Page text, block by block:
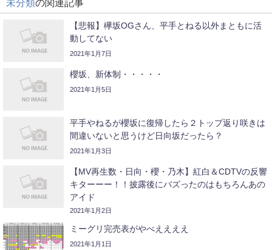
未分類の関連記事
【悲報】欅坂OGさん、平手とねる以外まともに活
動してない
2021年1月7日
櫻坂、新体制・・・・・
2021年1月5日
平手やねるが櫻坂に復帰したら２トップ返り咲きは
間違いないと思うけど日向坂だったら？
2021年1月3日
【MV再生数・日向・櫻・乃木】紅白＆CDTVの反響
キターーー！！披露後にバズったのはもちろんあの
アイド
2021年1月2日
ミーグリ完売表がやべええええ
2021年1月1日